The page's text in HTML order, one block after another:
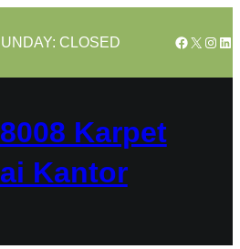
CLOSED Facebook
X
Karpet
Kantor